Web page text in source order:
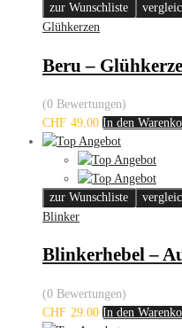
zur Wunschliste
Glühkerzen
(0 Bewertungen)
CHF 49.00 In den
zur Wunschliste
Blinker
(0 Bewertungen)
CHF 29.00 In den